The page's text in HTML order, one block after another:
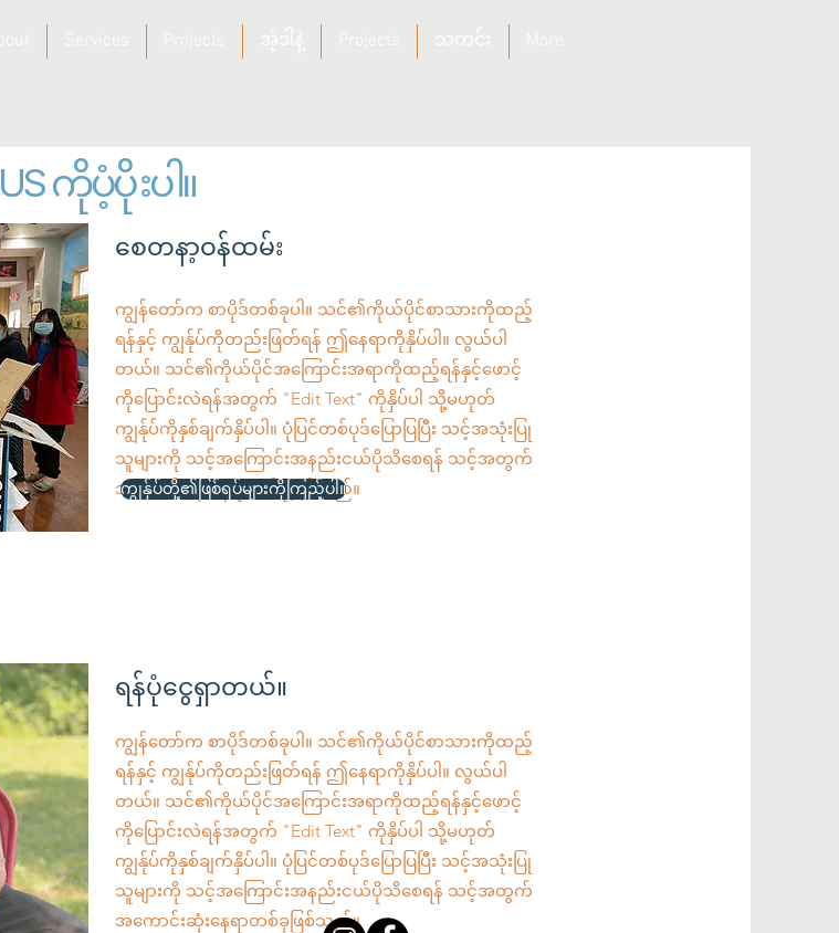
US ကိုပံ့ပိုးပါ။
စေတနာ့ဝန်ထမ်း
ကျွန်တော်က စာပိုဒ်တစ်ခုပါ။ သင်၏ကိုယ်ပိုင်စာသားကိုထည့်
ရန်နှင့် ကျွန်ုပ်ကိုတည်းဖြတ်ရန် ဤနေရာကိုနှိပ်ပါ။ လွယ်ပါ
တယ်။ သင်၏ကိုယ်ပိုင်အကြောင်းအရာကိုထည့်ရန်နှင့်ဖောင့်
ကိုပြောင်းလဲရန်အတွက် "Edit Text" ကိုနှိပ်ပါ သို့မဟုတ်
ကျွန်ုပ်ကိုနှစ်ချက်နှိပ်ပါ။ ပုံပြင်တစ်ပုဒ်ပြောပြပြီး သင့်အသုံးပြု
သူများကို သင့်အကြောင်းအနည်းငယ်ပိုသိစေရန် သင့်အတွက်
အကောင်းဆုံးနေရာတစ်ခုဖြစ်သည်။
ကျွန်ုပ်တို့၏ဖြစ်ရပ်များကိုကြည့်ပါ။
ရန်ပုံငွေရှာတယ်။
ကျွန်တော်က စာပိုဒ်တစ်ခုပါ။ သင်၏ကိုယ်ပိုင်စာသားကိုထည့်
ရန်နှင့် ကျွန်ုပ်ကိုတည်းဖြတ်ရန် ဤနေရာကိုနှိပ်ပါ။ လွယ်ပါ
တယ်။ သင်၏ကိုယ်ပိုင်အကြောင်းအရာကိုထည့်ရန်နှင့်ဖောင့်
ကိုပြောင်းလဲရန်အတွက် "Edit Text" ကိုနှိပ်ပါ သို့မဟုတ်
ကျွန်ုပ်ကိုနှစ်ချက်နှိပ်ပါ။ ပုံပြင်တစ်ပုဒ်ပြောပြပြီး သင့်အသုံးပြု
သူများကို သင့်အကြောင်းအနည်းငယ်ပိုသိစေရန် သင့်အတွက်
အကောင်းဆုံးနေရာတစ်ခုဖြစ်သည်။